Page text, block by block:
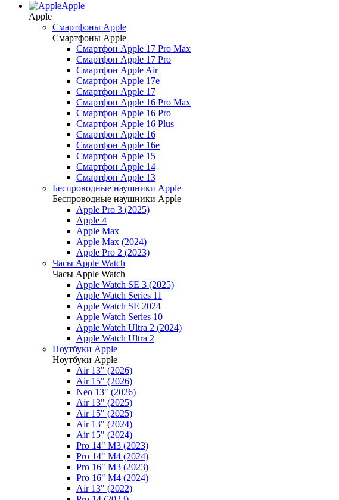
Apple
Apple
Смартфоны Apple
Смартфоны Apple
Смартфон Apple 17 Pro Max
Смартфон Apple 17 Pro
Смартфон Apple Air
Смартфон Apple 17e
Смартфон Apple 17
Смартфон Apple 16 Pro Max
Смартфон Apple 16 Pro
Смартфон Apple 16 Plus
Смартфон Apple 16
Смартфон Apple 16e
Смартфон Apple 15
Смартфон Apple 14
Смартфон Apple 13
Беспроводные наушники Apple
Беспроводные наушники Apple
Apple Pro 3 (2025)
Apple 4
Apple Max
Apple Max (2024)
Apple Pro 2 (2023)
Часы Apple Watch
Часы Apple Watch
Apple Watch SE 3 (2025)
Apple Watch Series 11
Apple Watch SE 2024
Apple Watch Series 10
Apple Watch Ultra 2 (2024)
Apple Watch Ultra 2
Ноутбуки Apple
Ноутбуки Apple
Air 13" (2026)
Air 15" (2026)
Neo 13" (2026)
Air 13" (2025)
Air 15" (2025)
Air 13" (2024)
Air 15" (2024)
Pro 14" M3 (2023)
Pro 14" M4 (2024)
Pro 16" M3 (2023)
Pro 16" M4 (2024)
Air 13" (2022)